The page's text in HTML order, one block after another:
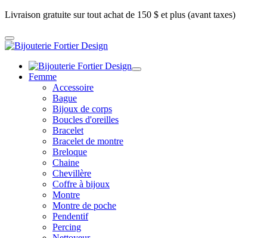
Livraison gratuite sur tout achat de 150 $ et plus (avant taxes)
Femme
Accessoire
Bague
Bijoux de corps
Boucles d'oreilles
Bracelet
Bracelet de montre
Breloque
Chaine
Chevillère
Coffre à bijoux
Montre
Montre de poche
Pendentif
Percing